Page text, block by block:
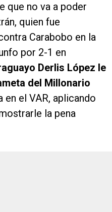
que no va a poder
quien fue
Carabobo en la
por 2-1 en
Derlis López le
del Millonario
en el VAR, aplicando
la pena